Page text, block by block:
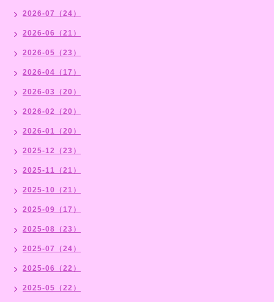
2026-07（24）
2026-06（21）
2026-05（23）
2026-04（17）
2026-03（20）
2026-02（20）
2026-01（20）
2025-12（23）
2025-11（21）
2025-10（21）
2025-09（17）
2025-08（23）
2025-07（24）
2025-06（22）
2025-05（22）